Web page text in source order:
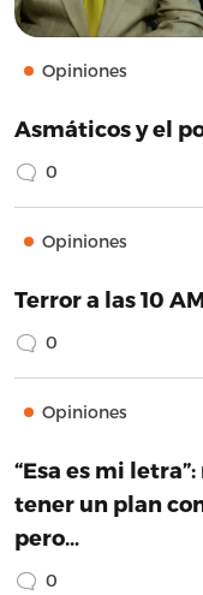
Opiniones
Asmáticos y el
0
Opiniones
Terror a las 10 AM
0
Opiniones
“Esa es mi
tener un plan
pero…
0